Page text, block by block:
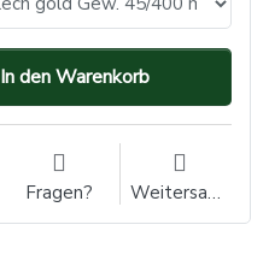
In den Warenkorb
Fragen? Weitersagen